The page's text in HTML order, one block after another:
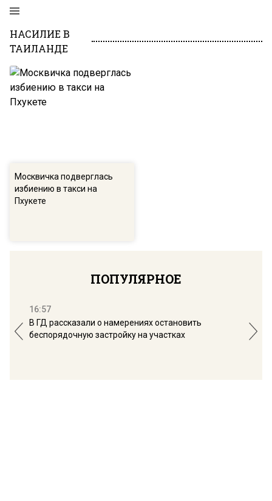
НАСИЛИЕ В
ТАИЛАНДЕ
Москвичка подверглась
избиению в такси на
Пхукете
ПОПУЛЯРНОЕ
16:57
В ГД рассказали о намерениях остановить
беспорядочную застройку на участках